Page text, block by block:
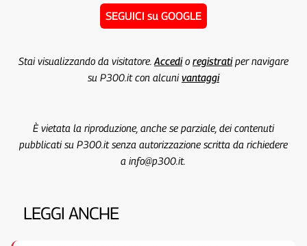
SEGUICI su GOOGLE
Stai visualizzando da visitatore. Accedio registratiper navigare
su P300.it con alcunivantaggi
È vietata la riproduzione, anche se parziale, dei contenuti
pubblicati su P300.it senza autorizzazione scritta da richiedere
a info@p300.it.
LEGGI ANCHE